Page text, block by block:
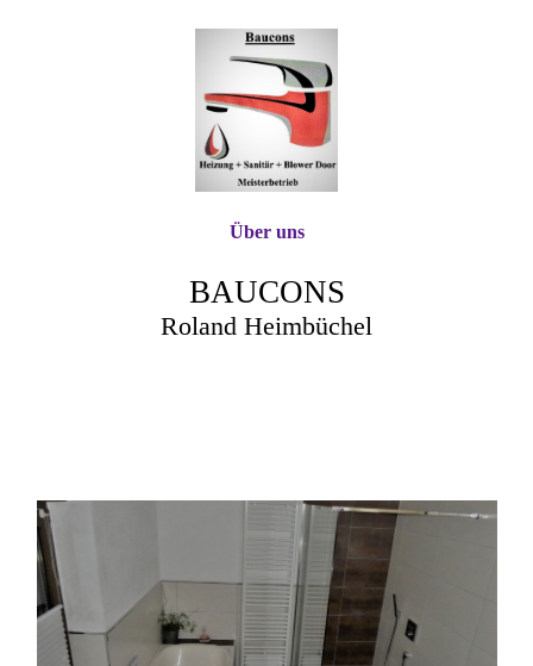
BAUCONS
Roland Heimbüchel
Über uns